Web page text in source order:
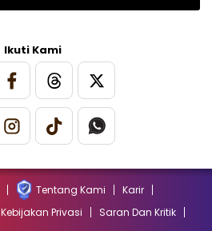
Ikuti Kami
Tentang Kami
Karir
Kebijakan Privasi
Saran Dan Kritik